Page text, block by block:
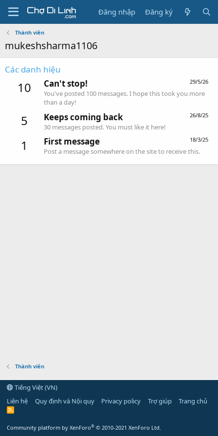
Đăng nhập Đăng ký
Thành viên
mukeshsharma1106
Các danh hiệu
10 29/5/26
Can't stop!
You've posted 100 messages. I hope this took you more
than a day!
5 26/8/25
Keeps coming back
30 messages posted. You must like it here!
1 18/3/25
First message
Post a message somewhere on the site to receive this.
Thành viên
Tiếng Việt (VN)
Liên hệ
Quy định và Nội quy Privacy policy Trợ giúp Trang chủ
R
Community platform by XenForo® © 2010-2021 XenForo Ltd.